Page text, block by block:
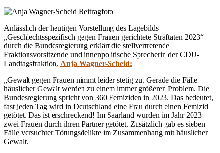
Anlässlich der heutigen Vorstellung des Lagebilds
„Geschlechtsspezifisch gegen Frauen gerichtete Straftaten 2023“
durch die Bundesregierung erklärt die stellvertretende
Fraktionsvorsitzende und innenpolitische Sprecherin der CDU-
Landtagsfraktion, Anja Wagner-Scheid:
„Gewalt gegen Frauen nimmt leider stetig zu. Gerade die Fälle
häuslicher Gewalt werden zu einem immer größeren Problem. Die
Bundesregierung spricht von 360 Femiziden in 2023. Das bedeutet,
fast jeden Tag wird in Deutschland eine Frau durch einen Femizid
getötet. Das ist erschreckend! Im Saarland wurden im Jahr 2023
zwei Frauen durch ihren Partner getötet. Zusätzlich gab es sieben
Fälle versuchter Tötungsdelikte im Zusammenhang mit häuslicher
Gewalt.